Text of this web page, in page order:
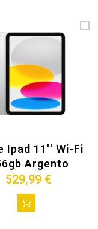
Ipad 11'' Wi-Fi
Argento
529,99 €